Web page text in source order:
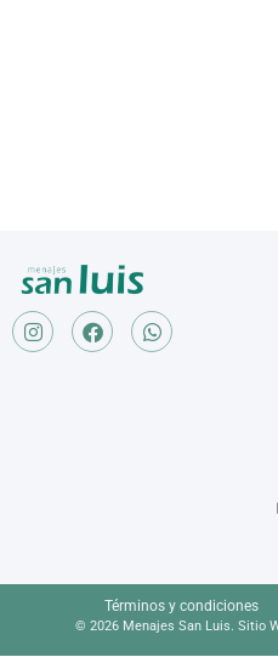
Términos y condiciones
© 2026 Menajes San Luis. Sitio